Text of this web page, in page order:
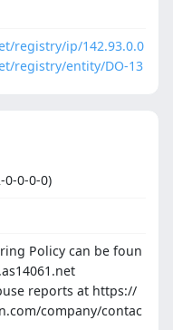
registry/ip/142.93.0.0
registry/entity/DO-13
0-0-0-0)
Policy can be foun
reports at https://
company/contac